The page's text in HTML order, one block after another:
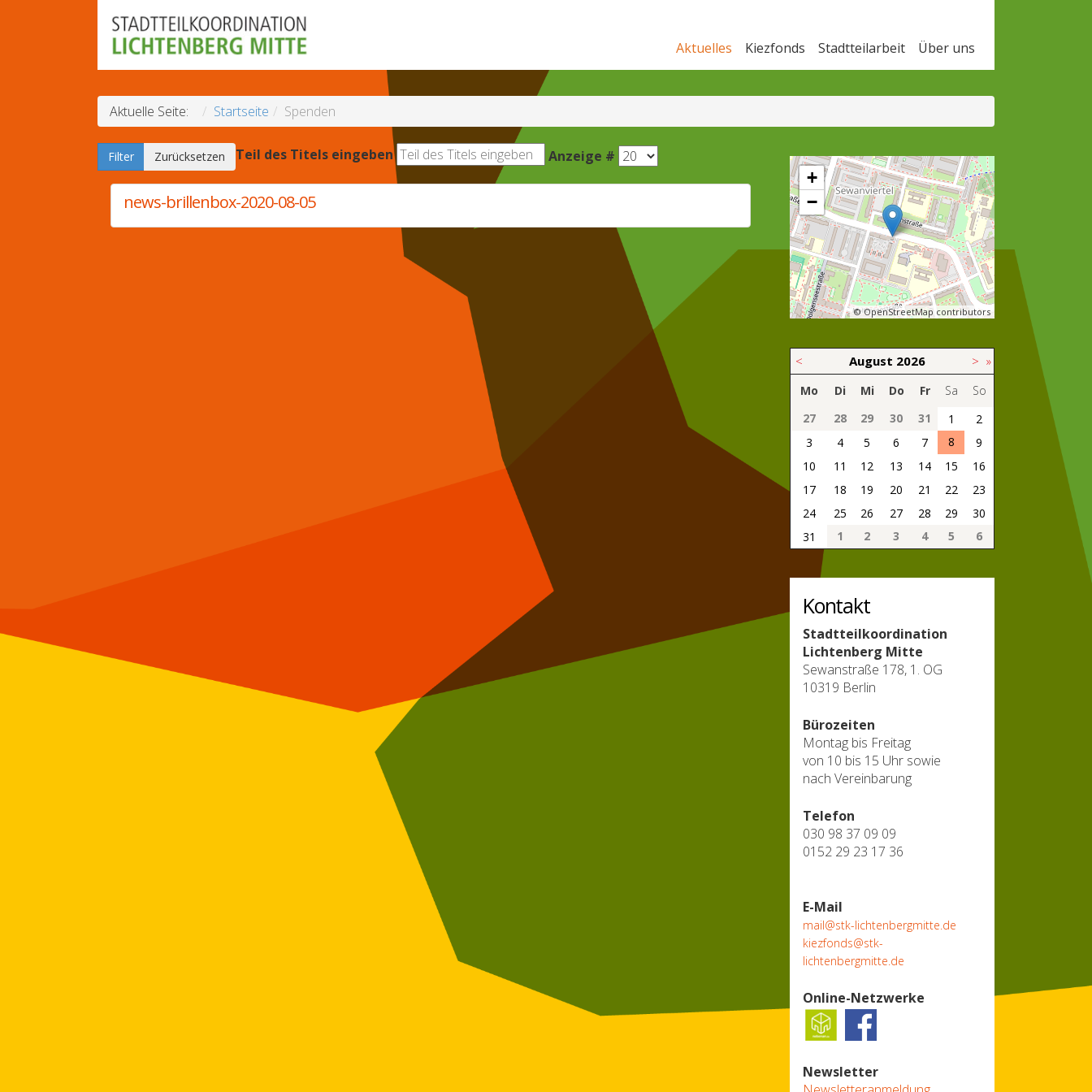
Aktuelles Kiezfonds Stadtteilarbeit Über uns
Aktuelle Seite: Startseite Spenden
Teil des Titels eingeben
Filter Zurücksetzen Anzeige #
news-brillenbox-2020-08-05
+
−
© OpenStreetMap contributors
< August 2026 > »
Mo Di Mi Do Fr Sa
So
27
28 29 30 31 1
2
3
4 5 6 7 8
9
10
11 12 13 14 15
16
17
18 19 20 21 22
23
24
25 26 27 28 29
30
31
1 2 3 4 5 6
Kontakt
Stadtteilkoordination
Lichtenberg Mitte
Sewanstraße 178, 1. OG
10319 Berlin
Bürozeiten
Montag bis Freitag
von 10 bis 15 Uhr sowie
nach Vereinbarung
Telefon
030 98 37 09 09
0152 29 23 17 36
E-Mail
mail@stk-lichtenbergmitte.de
kiezfonds@stk-
lichtenbergmitte.de
Online-Netzwerke
Newsletter